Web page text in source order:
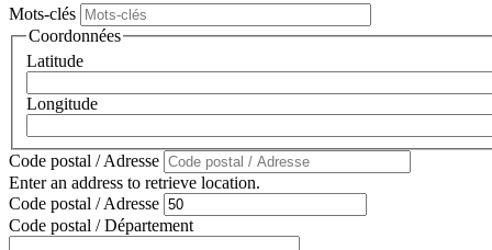
Mots-clés
Coordonnées
Latitude
Longitude
Code postal / Adresse
Enter an address to retrieve location.
Code postal / Adresse
Code postal / Département